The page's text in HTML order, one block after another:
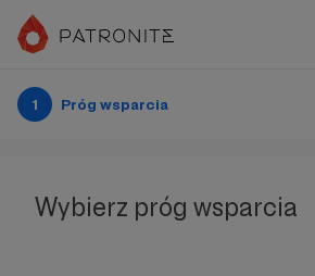
1 Próg wsparcia
Wybierz próg wsparcia